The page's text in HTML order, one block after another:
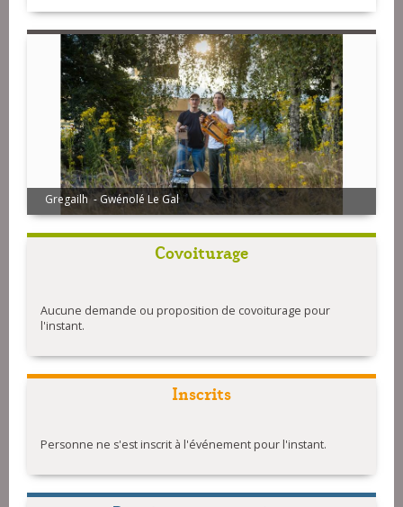
Gregailh - Gwénolé Le Gal
Covoiturage
Aucune demande ou proposition de covoiturage pour
l'instant.
Inscrits
Personne ne s'est inscrit à l'événement pour l'instant.